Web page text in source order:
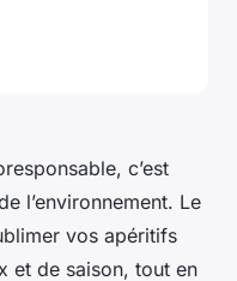
c’est
l’environnement. Le
vos apéritifs
et de saison, tout en